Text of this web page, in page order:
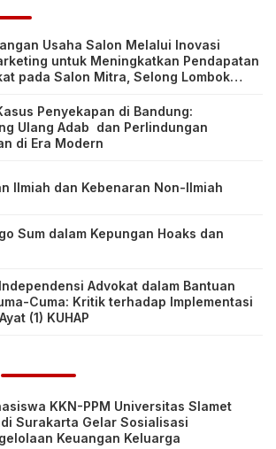
Usaha Salon Melalui Inovasi
untuk Meningkatkan Pendapatan
pada Salon Mitra, Selong Lombok
Penyekapan di Bandung:
Ulang Adab dan Perlindungan
di Era Modern
Ilmiah dan Kebenaran Non-Ilmiah
Sum dalam Kepungan Hoaks dan
Advokat dalam Bantuan
Cuma: Kritik terhadap Implementasi
(1) KUHAP
KKN-PPM Universitas Slamet
Surakarta Gelar Sosialisasi
Keuangan Keluarga